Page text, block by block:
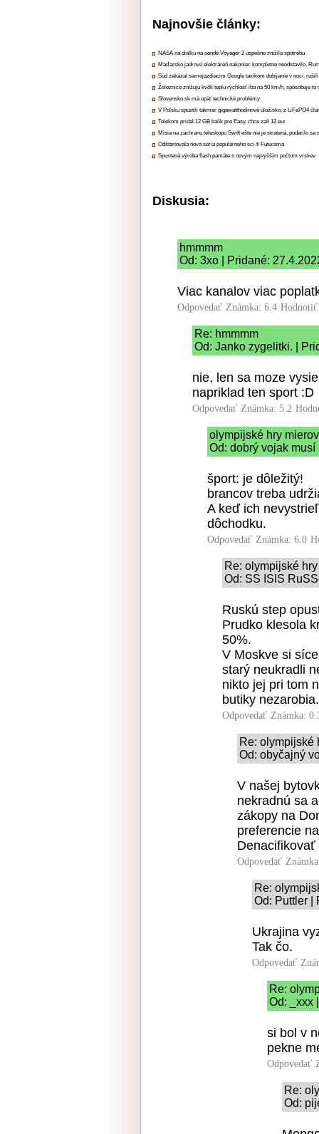
Najnovšie články:
NASA na diaľku na sonde Voyager 2 úspešne znížila spotrebu
Maďarsko jadrovú elektráreň nakoniec kompletne neodstavilo,
Súd zakázal samojazdiacim Google taxíkom dobíjanie v noci,
Železnice znižujú kvôli teplu rýchlosť iba na 50 km/h, spôsobuje to
Slovensko.sk má opäť technické problémy
V Poľsku spustili takmer gigawatthodinové úložisko, z LiFePO4
Telekom pridal 12 GB balík pre Easy, chce zaň 12 eur
Misia na záchranu teleskopu Swift ešte nie je stratená, podarilo sa
Odštartovala nová séria populárneho sci-fi Futurama
Spustená výroba flash pamäte s novým najvyšším počtom vrstiev
Diskusia:
hmmmm
Od: 3xo | Pridané:
Viac kanalov viac
Odpovedať Známka: 6.4
Re: hmmmm
Od: Janko zygelitki. |
nie, len sa moze
napriklad ten sport :D
Odpovedať Známka: 5.2
olympijské hry
Od: dobrý vojak
šport: je dôležitý!
brancov treba
A keď ich
dôchodku.
Odpovedať Známka: 6.0
Re: olympijské
Od: SS ISIS
Ruskú step
Prudko klesola
50%.
V Moskve si
starý neukradli
nikto jej pri tom
butiky nezarobia.
Odpovedať Známka:
Re: olympijské
Od: obyčajný
V našej
nekradnú sa
zákopy na
preferencie
Odpovedať
Re:
Od: Puttler |
Ukrajina
Tak čo.
Odpovedať
Re:
Od: _xxx
si bol v
pekne
Odpovedať
Re:
Od: